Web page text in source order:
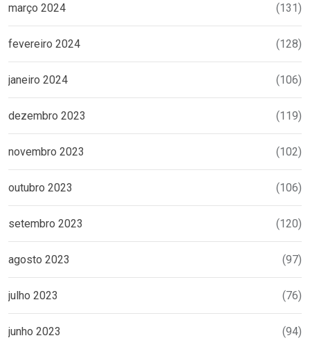
março 2024 (131)
fevereiro 2024 (128)
janeiro 2024 (106)
dezembro 2023 (119)
novembro 2023 (102)
outubro 2023 (106)
setembro 2023 (120)
agosto 2023 (97)
julho 2023 (76)
junho 2023 (94)